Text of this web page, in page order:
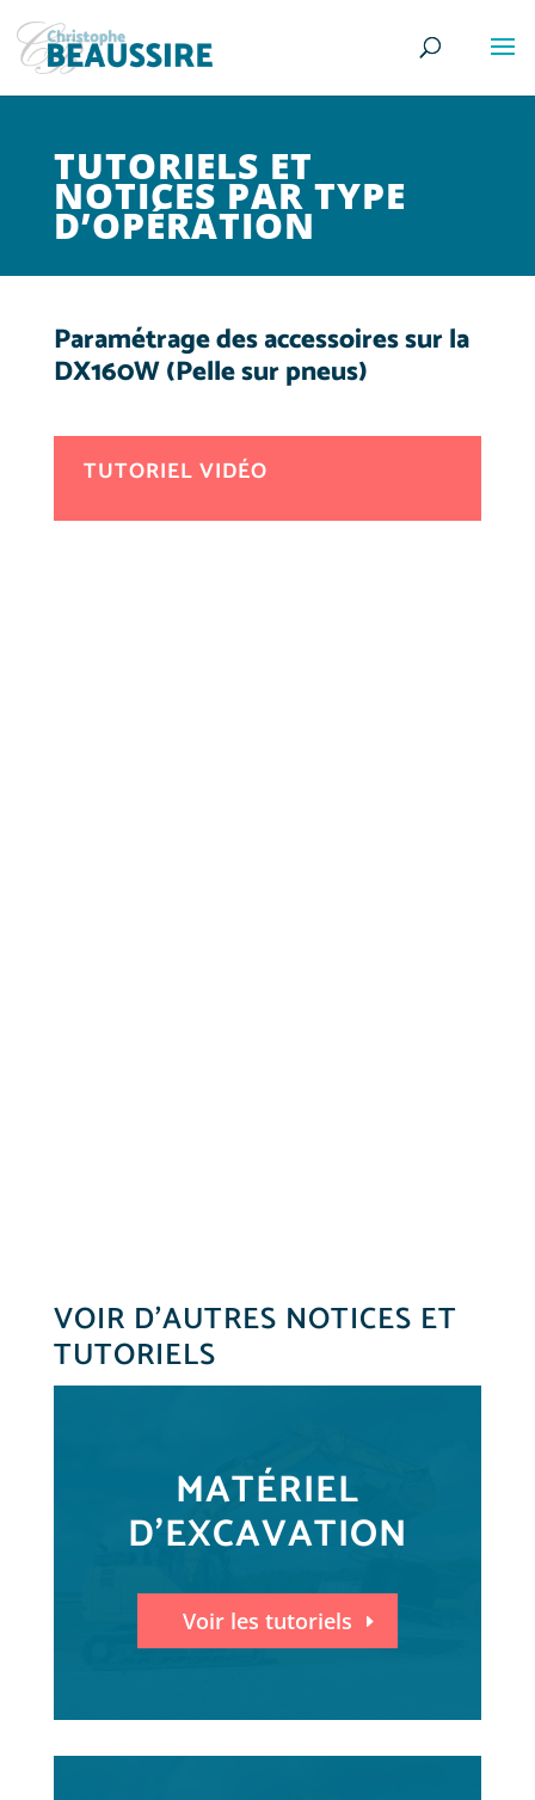
TUTORIELS ET
NOTICES PAR TYPE
D’OPÉRATION
Paramétrage des accessoires sur la
DX160W (Pelle sur pneus)
TUTORIEL VIDÉO
VOIR D’AUTRES NOTICES ET
TUTORIELS
MATÉRIEL
D'EXCAVATION
Voir les tutoriels